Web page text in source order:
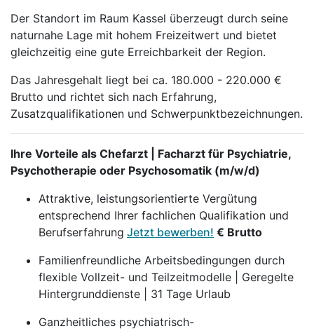
Der Standort im Raum Kassel überzeugt durch seine
naturnahe Lage mit hohem Freizeitwert und bietet
gleichzeitig eine gute Erreichbarkeit der Region.
Das Jahresgehalt liegt bei ca. 180.000 - 220.000 €
Brutto und richtet sich nach Erfahrung,
Zusatzqualifikationen und Schwerpunktbezeichnungen.
Ihre Vorteile als Chefarzt | Facharzt für Psychiatrie,
Psychotherapie oder Psychosomatik (m/w/d)
Attraktive, leistungsorientierte Vergütung
entsprechend Ihrer fachlichen Qualifikation und
Berufserfahrung Jetzt bewerben! € Brutto
Familienfreundliche Arbeitsbedingungen durch
flexible Vollzeit- und Teilzeitmodelle | Geregelte
Hintergrunddienste | 31 Tage Urlaub
Ganzheitliches psychiatrisch-